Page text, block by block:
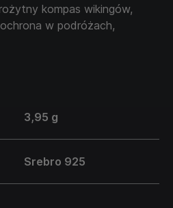
kompas wikingów,
w podróżach,
drogi w życiu i
ze słońcem i energią
inspirują do poszukiwania
nawiązując do tradycji.
dla osób dążących do
do samopoznania i
3,95 g
Srebro 925